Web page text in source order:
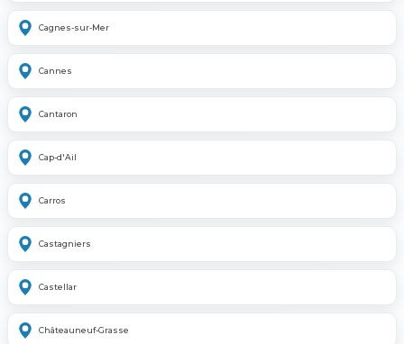
Cagnes-sur-Mer
Cannes
Cantaron
Cap-d'Ail
Carros
Castagniers
Castellar
Châteauneuf-Grasse